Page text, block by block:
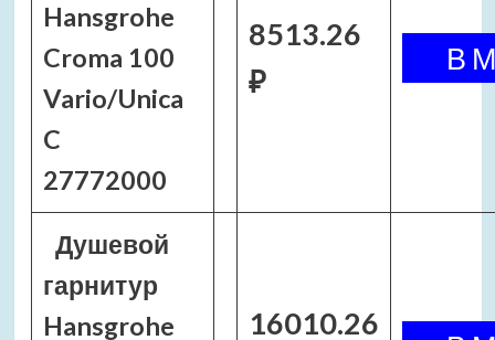
Hansgrohe
Croma 100
Vario/Unica
C
27772000
8513.26
₽
Душевой
гарнитур
Hansgrohe
16010.26